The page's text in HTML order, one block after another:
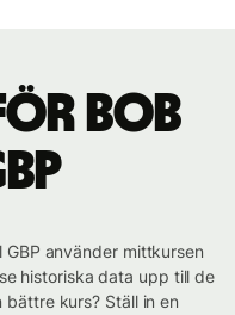
BOB
använder mittkursen
historiska data upp till de
bättre kurs? Ställ in en